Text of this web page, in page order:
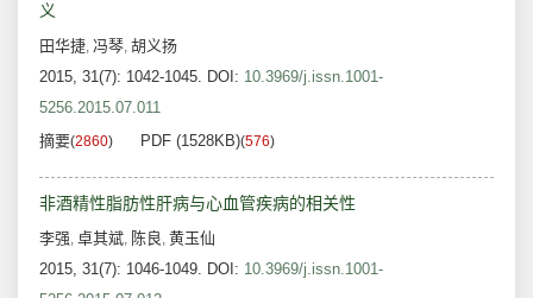
义
田华捷, 冯琴, 胡义扬
2015, 31(7): 1042-1045. DOI: 10.3969/j.issn.1001-
5256.2015.07.011
摘要(2860) PDF (1528KB)(576)
非酒精性脂肪性肝病与心血管疾病的相关性
李强, 卓其斌, 陈良, 黄玉仙
2015, 31(7): 1046-1049. DOI: 10.3969/j.issn.1001-